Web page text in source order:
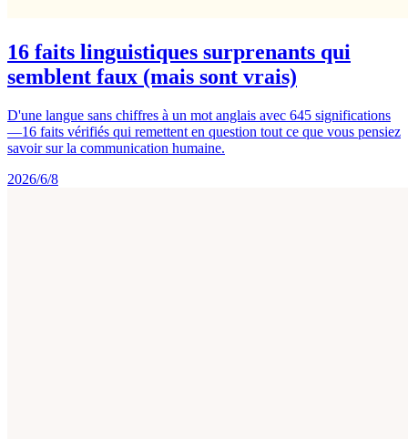
16 faits linguistiques surprenants qui
semblent faux (mais sont vrais)
D'une langue sans chiffres à un mot anglais avec 645 significations
—16 faits vérifiés qui remettent en question tout ce que vous pensiez
savoir sur la communication humaine.
2026/6/8